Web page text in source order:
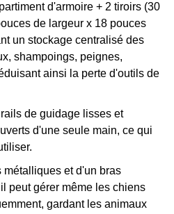
d'armoire + 2 tiroirs (30
de largeur x 18 pouces
un stockage centralisé des
shampoings, peignes,
ainsi la perte d'outils de
de guidage lisses et
d'une seule main, ce qui
et d'un bras
peut gérer même les chiens
gardant les animaux